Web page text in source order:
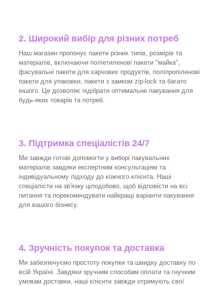
2. Широкий вибір для різних потреб
Наш магазин пропонує пакети різних типів, розмірів та
матеріалів, включаючи поліетиленові пакети "майка",
фасувальні пакети для харчових продуктів, поліпропіленові
пакети для упаковки, пакети з замком zip-lock та багато
іншого. Це дозволяє підібрати оптимальне пакування для
будь-яких товарів та потреб.
3. Підтримка спеціалістів 24/7
Ми завжди готові допомогти у виборі пакувальних
матеріалів завдяки експертним консультаціям та
індивідуальному підходу до кожного клієнта. Наші
спеціалісти на зв'язку цілодобово, щоб відповісти на всі
питання та порекомендувати найкращі варіанти пакування
для вашого бізнесу.
4. Зручність покупок та доставка
Ми забезпечуємо простоту покупки та швидку доставку по
всій Україні. Завдяки зручним способам оплати та гнучким
умовам доставки, наші клієнти завжди отримують свої